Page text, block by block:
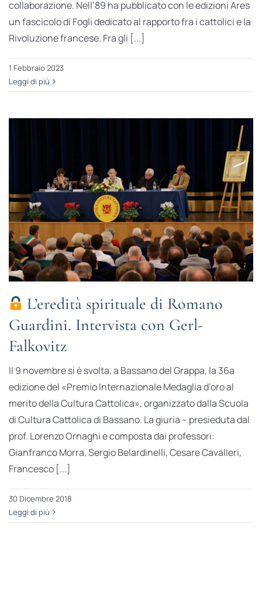
collaborazione. Nell’89 ha pubblicato con le edizioni Ares
un fascicolo di Fogli dedicato al rapporto fra i cattolici e la
Rivoluzione francese. Fra gli [...]
1 Febbraio 2023
Leggi di più
L’eredità spirituale di Romano
Guardini. Intervista con Gerl-
Falkovitz
Il 9 novembre si è svolta, a Bassano del Grappa, la 36a
edizione del «Premio Internazionale Medaglia d’oro al
merito della Cultura Cattolica», organizzato dalla Scuola
di Cultura Cattolica di Bassano. La giuria – presieduta dal
prof. Lorenzo Ornaghi e composta dai professori:
Gianfranco Morra, Sergio Belardinelli, Cesare Cavalleri,
Francesco [...]
30 Dicembre 2018
Leggi di più